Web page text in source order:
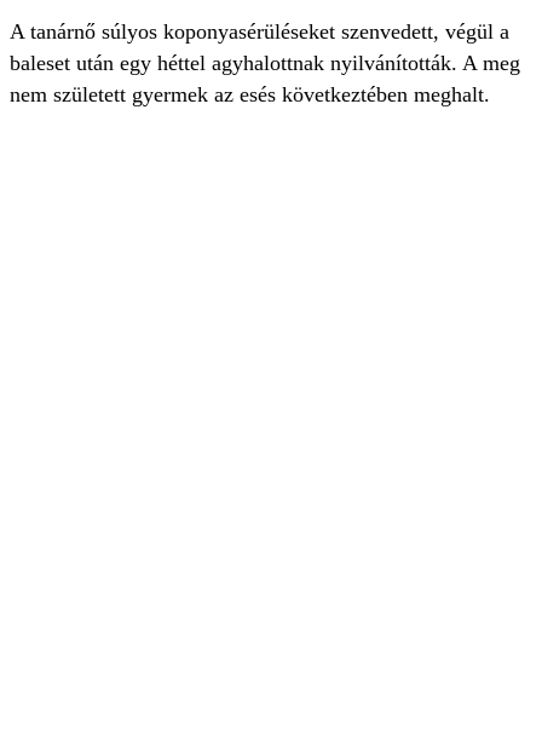
A tanárnő súlyos koponyasérüléseket szenvedett, végül a
baleset után egy héttel agyhalottnak nyilvánították. A meg
nem született gyermek az esés következtében meghalt.